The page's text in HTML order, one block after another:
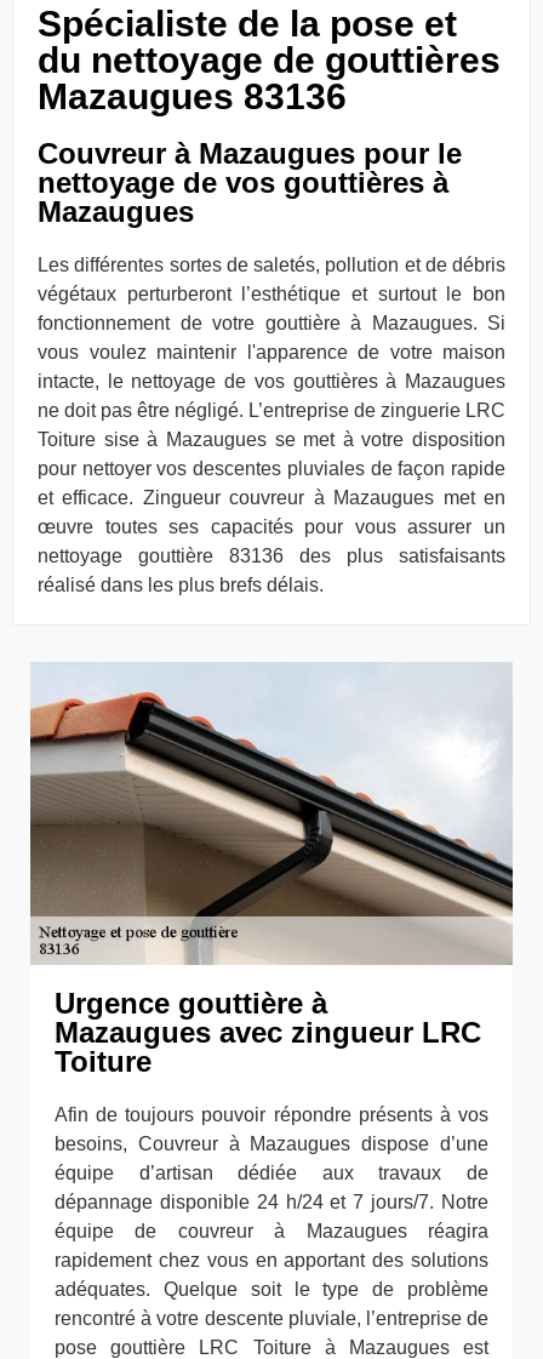
Spécialiste de la pose et
du nettoyage de gouttières
Mazaugues 83136
Couvreur à Mazaugues pour le
nettoyage de vos gouttières à
Mazaugues
Les différentes sortes de saletés, pollution et de débris
végétaux perturberont l’esthétique et surtout le bon
fonctionnement de votre gouttière à Mazaugues. Si
vous voulez maintenir l'apparence de votre maison
intacte, le nettoyage de vos gouttières à Mazaugues
ne doit pas être négligé. L’entreprise de zinguerie LRC
Toiture sise à Mazaugues se met à votre disposition
pour nettoyer vos descentes pluviales de façon rapide
et efficace. Zingueur couvreur à Mazaugues met en
œuvre toutes ses capacités pour vous assurer un
nettoyage gouttière 83136 des plus satisfaisants
réalisé dans les plus brefs délais.
Urgence gouttière à
Mazaugues avec zingueur LRC
Toiture
Afin de toujours pouvoir répondre présents à vos
besoins, Couvreur à Mazaugues dispose d’une
équipe d’artisan dédiée aux travaux de
dépannage disponible 24 h/24 et 7 jours/7. Notre
équipe de couvreur à Mazaugues réagira
rapidement chez vous en apportant des solutions
adéquates. Quelque soit le type de problème
rencontré à votre descente pluviale, l’entreprise de
pose gouttière LRC Toiture à Mazaugues est